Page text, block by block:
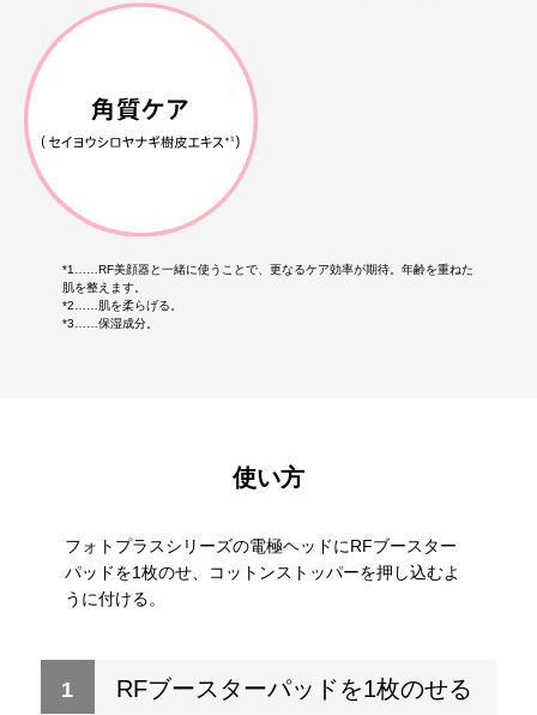
*1……RF美顔器と一緒に使うことで、更なるケア効率が期待。年齢を重ねた
肌を整えます。
*2……肌を柔らげる。
*3……保湿成分。
使い方
フォトプラスシリーズの電極ヘッドにRFブースター
パッドを1枚のせ、コットンストッパーを押し込むよ
うに付ける。
1 RFブースターパッドを1枚のせる